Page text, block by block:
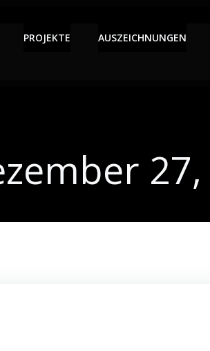
PROJEKTE AUSZEICHNUNGEN